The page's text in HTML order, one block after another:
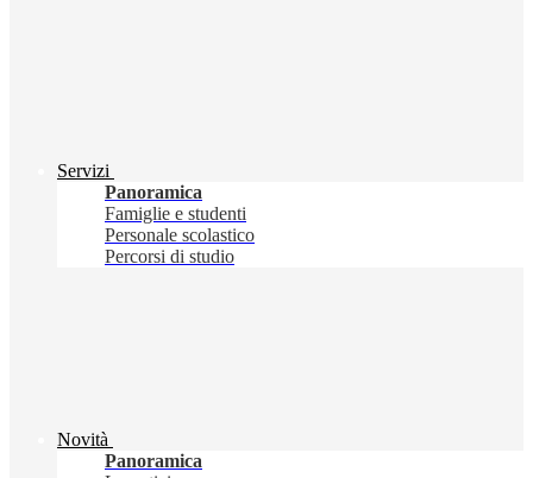
Servizi
Panoramica
Famiglie e studenti
Personale scolastico
Percorsi di studio
Novità
Panoramica